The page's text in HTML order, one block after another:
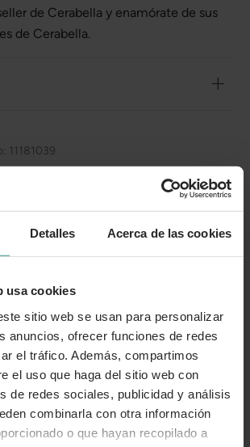
Detalles Acerca de las cookies
usa cookies
sitio web se usan para personalizar
anuncios, ofrecer funciones de redes
el tráfico. Además, compartimos
el uso que haga del sitio web con
de redes sociales, publicidad y análisis
combinarla con otra información
o que hayan recopilado a
de Cerabella y enamórate de sus
de Cerabella.
11181039
la información de este producto?
o menos 👎 No